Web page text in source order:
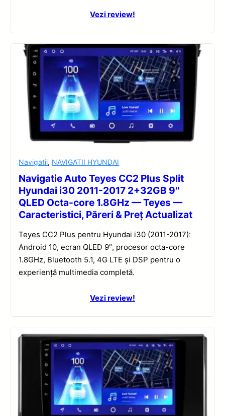
Vezi review!
Navigatii, NAVIGATII HYUNDAI
Navigatie Auto Teyes CC2 Plus Split
Hyundai i30 2011-2017 2+32GB 9″
QLED Octa-core 1.8GHz — Teyes —
Caracteristici, Păreri & Preț Actualizat
Teyes CC2 Plus pentru Hyundai i30 (2011-2017):
Android 10, ecran QLED 9″, procesor octa-core
1.8GHz, Bluetooth 5.1, 4G LTE și DSP pentru o
experiență multimedia completă.
Vezi review!